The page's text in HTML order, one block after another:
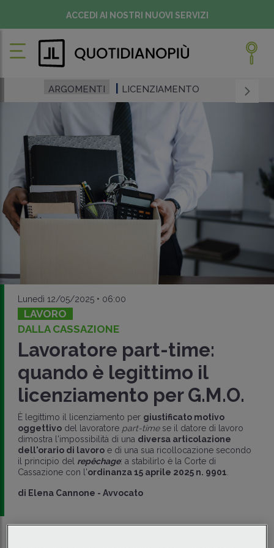
ACCEDI AI NOSTRI NUOVI SERVIZI
ARGOMENTI LICENZIAMENTO
Lunedì 12/05/2025 • 06:00
LAVORO
DALLA CASSAZIONE
Lavoratore part-time:
quando è legittimo il
licenziamento per G.M.O.
È legittimo il licenziamento per giustificato motivo
oggettivodel lavoratorepart-timese il datore di lavoro
dimostra l'impossibilità di una diversa articolazione
dell'orario di lavoroe di una sua ricollocazione secondo
il principio del repêchage: a stabilirlo è la Corte di
Cassazione con l'ordinanza 15 aprile 2025 n. 9901
di Elena Cannone - Avvocato